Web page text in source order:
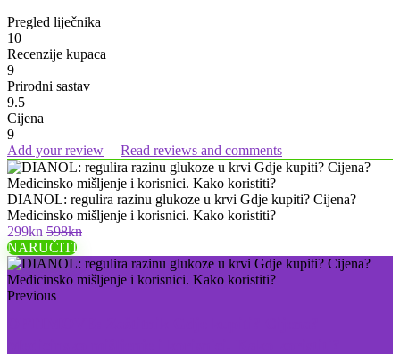
Pregled liječnika
10
Recenzije kupaca
9
Prirodni sastav
9.5
Cijena
9
Add your review | Read reviews and comments
DIANOL: regulira razinu glukoze u krvi Gdje kupiti? Cijena?
Medicinsko mišljenje i korisnici. Kako koristiti?
299kn 598kn
NARUČITI
Previous